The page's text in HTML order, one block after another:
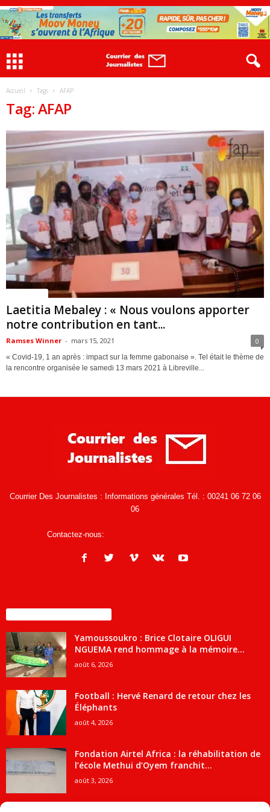
Accueil Tags AFAP
Tag: AFAP
Laetitia Mebaley : « Nous voulons apporter
notre contribution en tant...
Ramses Winner - mars 15, 2021 0
« Covid-19, 1 an après : impact sur la femme gabonaise ». Tel était le thème de
la rencontre organisée le samedi 13 mars 2021 à Libreville...
Courrier Des Journalistes : Informations générales Tél. : 00241 06 72 06
06
Contactez-nous:
Yamoussoukro : Brice Clotaire OLIGUI
NGUEMA rend hommage à la mémoire...
août 6, 2026
Football : Hervé Renard de retour chez les
Éléphants
août 4, 2026
Fondation Airtel Africa : la réhabilitation de
l’école Methui d’Oyem franchit...
août 3, 2026